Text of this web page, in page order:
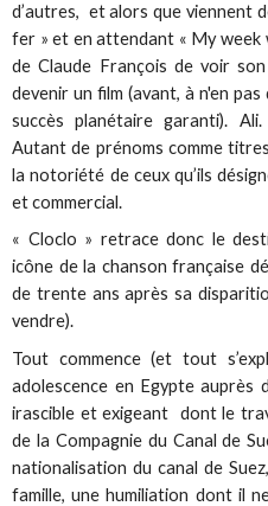
d’autres, et alors que viennent
fer » et en attendant « My week
de Claude François de voir
devenir un film (avant, à n'en
succès planétaire garanti).
Autant de prénoms comme
la notoriété de ceux qu’ils
et commercial.
« Cloclo » retrace donc le
icône de la chanson française
de trente ans après sa
vendre).
Tout commence (et tout
adolescence en Egypte auprès
irascible et exigeant dont le
de la Compagnie du Canal de
nationalisation du canal de
famille, une humiliation dont il